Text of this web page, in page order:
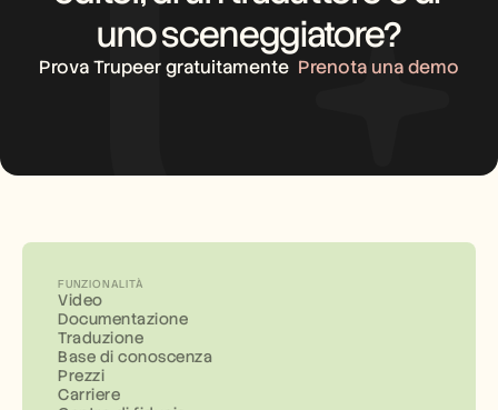
uno sceneggiatore?
Prova Trupeer gratuitamente Prenota una demo
FUNZIONALITÀ
Video
Documentazione
Traduzione
Base di conoscenza
Prezzi
Carriere